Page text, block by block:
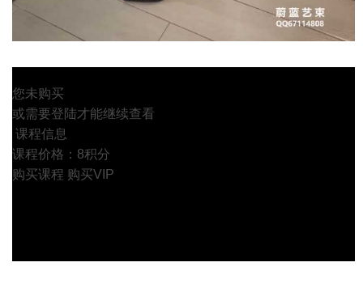
您未购买
或需要登陆才能继续查看
课程信息
课程价格：8积分
购买课程 购买VIP